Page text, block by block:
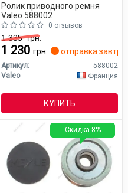
Ролик приводного ремня
Valeo 588002
0 отзывов
1 335грн.
1 230 грн. отправка завтра
Артикул:
588002
Valeo
Франция
КУПИТЬ
Скидка 8%